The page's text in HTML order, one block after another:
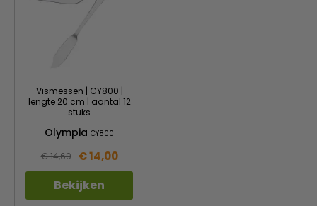
Vismessen | CY800 |
lengte 20 cm | aantal 12
stuks
Olympia CY800
€ 14,69 € 14,00
Bekijken